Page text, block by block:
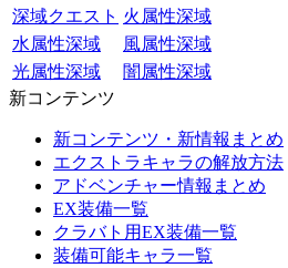
深域クエスト 火属性深域
水属性深域
風属性深域
光属性深域
闇属性深域
新コンテンツ
新コンテンツ・新情報まとめ
エクストラキャラの解放方法
アドベンチャー情報まとめ
EX装備一覧
クラバト用EX装備一覧
装備可能キャラ一覧